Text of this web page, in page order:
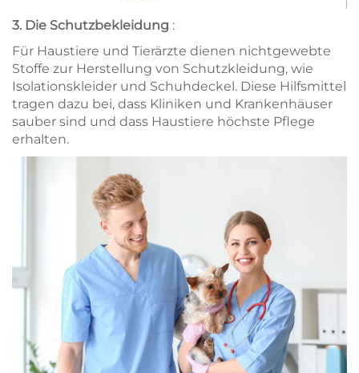
3. Die Schutzbekleidung :
Für Haustiere und Tierärzte dienen nichtgewebte
Stoffe zur Herstellung von Schutzkleidung, wie
Isolationskleider und Schuhdeckel. Diese Hilfsmittel
tragen dazu bei, dass Kliniken und Krankenhäuser
sauber sind und dass Haustiere höchste Pflege
erhalten.